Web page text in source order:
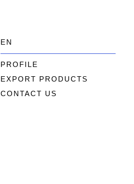
EN
PROFILE
EXPORT PRODUCTS
CONTACT US